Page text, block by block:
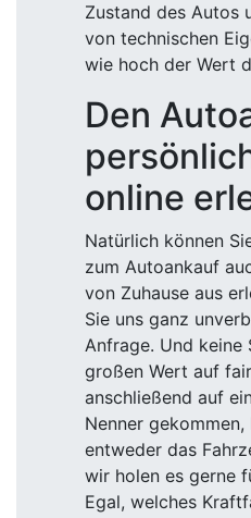
Zustand des Autos
von technischen
wie hoch der Wert
Den
online
Natürlich können
zum Autoankauf
von Zuhause aus
Sie uns ganz
Anfrage. Und keine
großen Wert auf
anschließend auf
Nenner gekommen,
entweder das
wir holen es gerne
Egal, welches